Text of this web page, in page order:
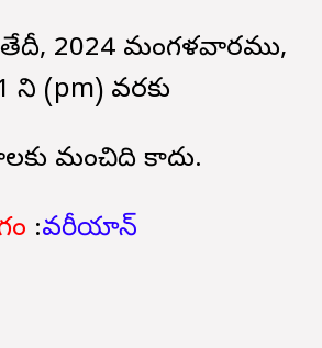
తేదీ, 2024 మంగళవారము,
ని (pm) వరకు
మంచిది కాదు.
:వరీయాన్